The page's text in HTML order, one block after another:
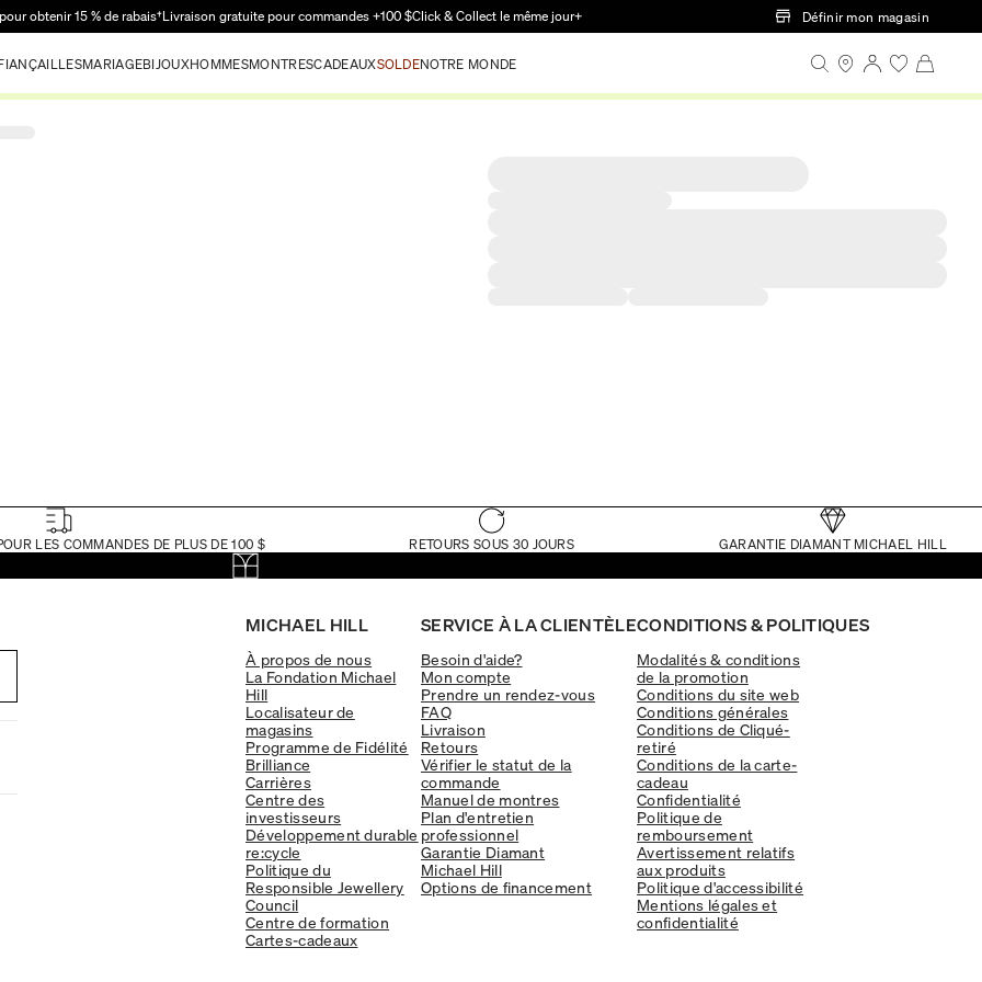
Passer au contenu principal
obtenir 15 % de rabais†Livraison gratuite pour commandes +100 $Click & Collect le même jour+ Définir mon magasin
MARIAGEBIJOUXHOMMESMONTRESCADEAUXSOLDENOTRE MONDE
LES COMMANDES DE PLUS DE 100 $ RETOURS SOUS 30 JOURS GARANTIE DIAMANT MICHAEL HILL
MICHAEL HILL
À propos de nous
La Fondation Michael
Hill
Localisateur de
magasins
Programme de Fidélité
Brilliance
Carrières
Centre des
investisseurs
Développement durable
re:cycle
Politique du
Responsible Jewellery
Council
Centre de formation
Cartes-cadeaux
SERVICE À LA CLIENTÈLE
Besoin d'aide?
Mon compte
Prendre un rendez-vous
FAQ
Livraison
Retours
Vérifier le statut de la
commande
Manuel de montres
Plan d'entretien
professionnel
Garantie Diamant
Michael Hill
Options de financement
CONDITIONS & POLITIQUES
Modalités & conditions
de la promotion
Conditions du site web
Conditions générales
Conditions de Cliqué-
retiré
Conditions de la carte-
cadeau
Confidentialité
Politique de
remboursement
Avertissement relatifs
aux produits
Politique d'accessibilité
Mentions légales et
confidentialité